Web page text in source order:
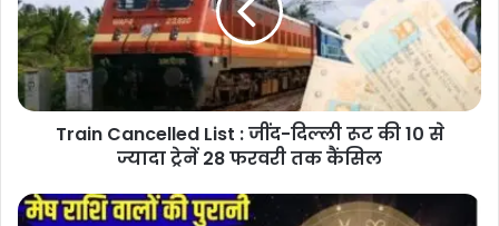
जींद-
दिल्ली
रूट
की
10
28
Train Cancelled List : जींद-दिल्ली रूट की 10 से
ज्यादा ट्रेनें 28 फरवरी तक कैंसिल
23